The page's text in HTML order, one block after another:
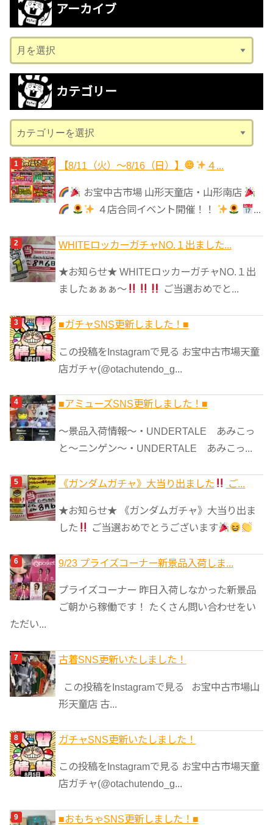
アーカイブ
ー
カ
ブ
カテゴリー
テ
ゴ
リ
ー
【8/11（火）～8/16（日）】 ４...
お宝中古市場 山形天童店・山形南店
４店合同イベント開催！！
...
WHITEロッカーガチャNO.１出ました...
★お知らせ★ WHITEロッカーガチャNO.１出
ましたぁぁぁ～
ご当選おめでと...
■ガチャSNS更新しました！■
この投稿をInstagramで見る お宝中古市場天童
店ガチャ(@otachutendo_g...
■アミューズSNS更新しました！■
～景品入荷情報～・UNDERTALE あみこっ
と～ニンゲン～・UNDERTALE あみこっ...
《ガンダムガチャ》大当り出ました ご...
★お知らせ★ 《ガンダムガチャ》大当り出ま
した
ご当選おめでとうございます
9/23 プライズコーナー新景品入荷しま...
プライズコーナー 昨日入荷しなかった新景品
ご朝から稼働です！ たくさん問い合わせをい
ただい...
古着SNS更新いたしました！
この投稿をInstagramで見る お宝中古市場山
形天童店 古...
ガチャSNS更新いたしました！
この投稿をInstagramで見る お宝中古市場天童
店ガチャ(@otachutendo_g...
■おもちゃSNS更新しました！■